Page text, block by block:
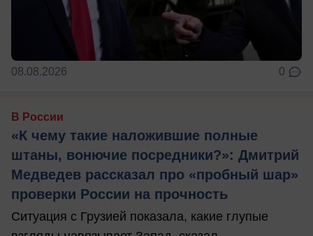
08.08.2026 0
В России
«К чему такие наложившие полные
штаны, вонючие посредники?»: Дмитрий
Медведев рассказал про «пробный шар»
проверки России на прочность
Ситуация с Грузией показала, какие глупые